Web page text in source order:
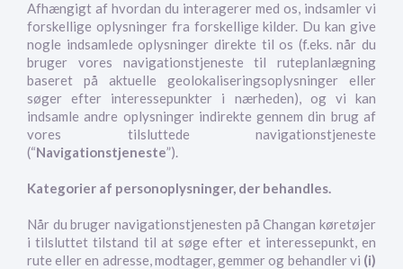
Afhængigt af hvordan du interagerer med os, indsamler vi
forskellige oplysninger fra forskellige kilder. Du kan give
nogle indsamlede oplysninger direkte til os (f.eks. når du
bruger vores navigationstjeneste til ruteplanlægning
baseret på aktuelle geolokaliseringsoplysninger eller
søger efter interessepunkter i nærheden), og vi kan
indsamle andre oplysninger indirekte gennem din brug af
vores tilsluttede navigationstjeneste
(“Navigationstjeneste”).
Kategorier af personoplysninger, der behandles.
Når du bruger navigationstjenesten på Changan køretøjer
i tilsluttet tilstand til at søge efter et interessepunkt, en
rute eller en adresse, modtager, gemmer og behandler vi (i)